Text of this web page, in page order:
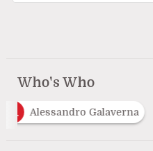
Who's Who
A
Alessandro Galaverna